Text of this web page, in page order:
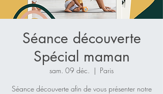
Séance découverte
Spécial maman
sam. 09 déc.
  |
Paris
Séance découverte afin de vous présenter notre